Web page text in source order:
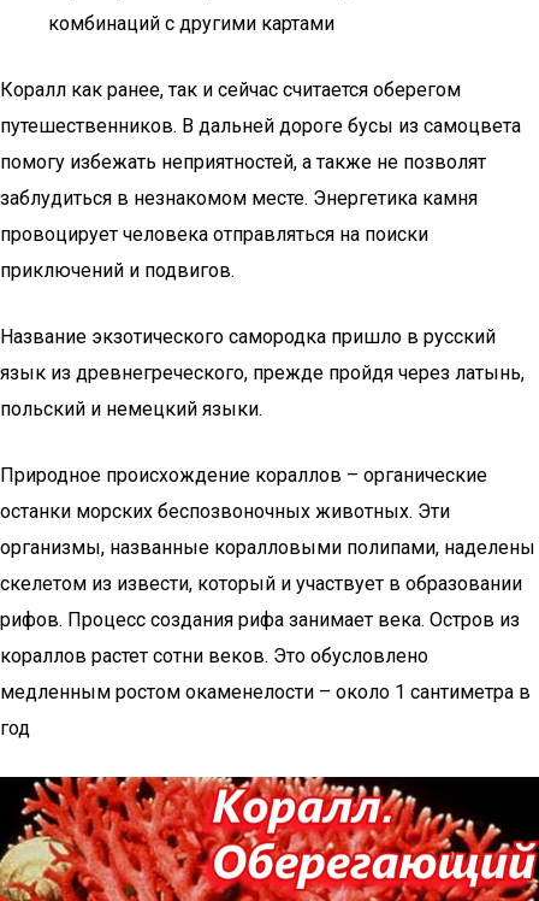
комбинаций с другими картами
Коралл как ранее, так и сейчас считается оберегом
путешественников. В дальней дороге бусы из самоцвета
помогу избежать неприятностей, а также не позволят
заблудиться в незнакомом месте. Энергетика камня
провоцирует человека отправляться на поиски
приключений и подвигов.
Название экзотического самородка пришло в русский
язык из древнегреческого, прежде пройдя через латынь,
польский и немецкий языки.
Природное происхождение кораллов – органические
останки морских беспозвоночных животных. Эти
организмы, названные коралловыми полипами, наделены
скелетом из извести, который и участвует в образовании
рифов. Процесс создания рифа занимает века. Остров из
кораллов растет сотни веков. Это обусловлено
медленным ростом окаменелости – около 1 сантиметра в
год